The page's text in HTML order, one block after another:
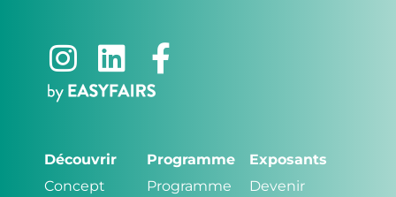
Découvrir
Concept
Programme
Programme
Exposants
Devenir